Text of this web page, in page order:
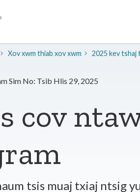
​Xov xwm thiab xov xwm 2025 kev tshaj
Sim No: Tsib Hlis 29, 2025
cov
tsis muaj txiaj ntsig